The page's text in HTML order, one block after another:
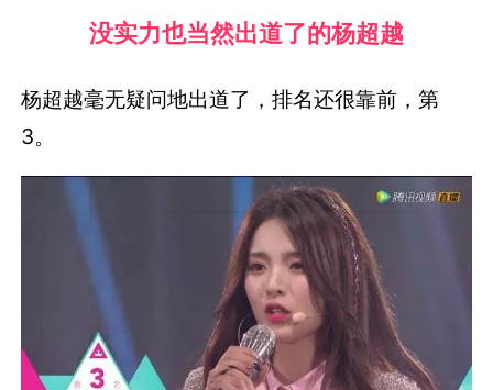
没实力也当然出道了的杨超越
杨超越毫无疑问地出道了，排名还很靠前，第
3。